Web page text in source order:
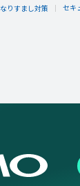
なりすまし対策 セキ